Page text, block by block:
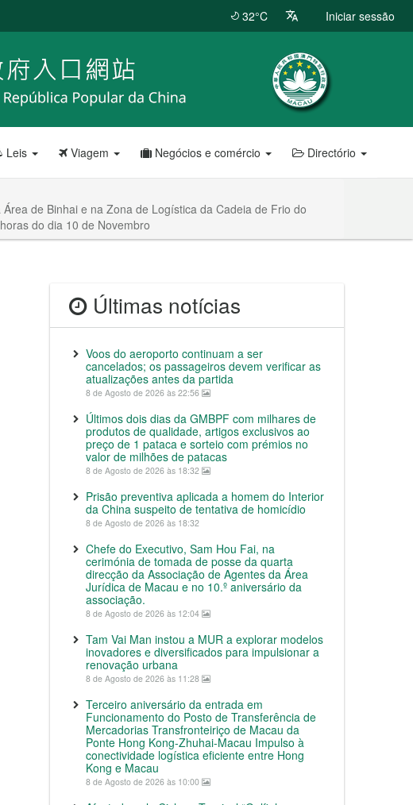
32°C Iniciar sessão
Leis Viagem Negócios e comércio Directório
de Binhai e na Zona de Logística da Cadeia de Frio do
do dia 10 de Novembro
Últimas notícias
Voos do aeroporto continuam a ser
cancelados; os passageiros devem verificar as
atualizações antes da partida
8 de Agosto de 2026 às 22:56
Últimos dois dias da GMBPF com milhares de
produtos de qualidade, artigos exclusivos ao
preço de 1 pataca e sorteio com prémios no
valor de milhões de patacas
8 de Agosto de 2026 às 18:32
Prisão preventiva aplicada a homem do Interior
da China suspeito de tentativa de homicídio
8 de Agosto de 2026 às 18:32
Chefe do Executivo, Sam Hou Fai, na
cerimónia de tomada de posse da quarta
direcção da Associação de Agentes da Área
Jurídica de Macau e no 10.º aniversário da
associação.
8 de Agosto de 2026 às 12:04
Tam Vai Man instou a MUR a explorar modelos
inovadores e diversificados para impulsionar a
renovação urbana
8 de Agosto de 2026 às 11:28
Terceiro aniversário da entrada em
Funcionamento do Posto de Transferência de
Mercadorias Transfronteiriço de Macau da
Ponte Hong Kong-Zhuhai-Macau Impulso à
conectividade logística eficiente entre Hong
Kong e Macau
8 de Agosto de 2026 às 10:00